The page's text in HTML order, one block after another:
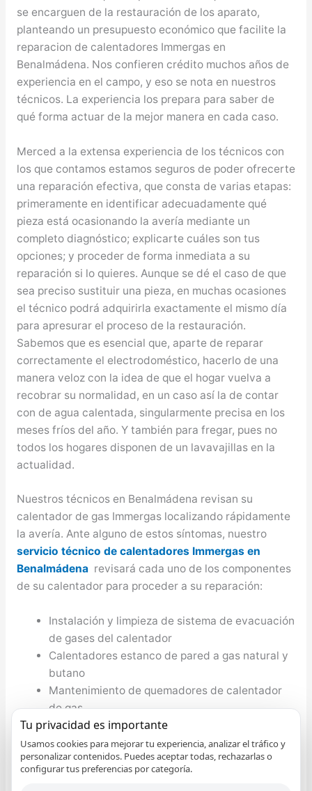
se encarguen de la restauración de los aparato,
planteando un presupuesto económico que facilite la
reparacion de calentadores Immergas en
Benalmádena. Nos confieren crédito muchos años de
experiencia en el campo, y eso se nota en nuestros
técnicos. La experiencia los prepara para saber de
qué forma actuar de la mejor manera en cada caso.
Merced a la extensa experiencia de los técnicos con
los que contamos estamos seguros de poder ofrecerte
una reparación efectiva, que consta de varias etapas:
primeramente en identificar adecuadamente qué
pieza está ocasionando la avería mediante un
completo diagnóstico; explicarte cuáles son tus
opciones; y proceder de forma inmediata a su
reparación si lo quieres. Aunque se dé el caso de que
sea preciso sustituir una pieza, en muchas ocasiones
el técnico podrá adquirirla exactamente el mismo día
para apresurar el proceso de la restauración.
Sabemos que es esencial que, aparte de reparar
correctamente el electrodoméstico, hacerlo de una
manera veloz con la idea de que el hogar vuelva a
recobrar su normalidad, en un caso así la de contar
con de agua calentada, singularmente precisa en los
meses fríos del año. Y también para fregar, pues no
todos los hogares disponen de un lavavajillas en la
actualidad.
Nuestros técnicos en Benalmádena revisan su
calentador de gas Immergas localizando rápidamente
la avería. Ante alguno de estos síntomas, nuestro
servicio técnico de calentadores Immergas en
Benalmádena revisará cada uno de los componentes
de su calentador para proceder a su reparación:
Instalación y limpieza de sistema de evacuación
de gases del calentador
Calentadores estanco de pared a gas natural y
butano
Mantenimiento de quemadores de calentador
de gas
Ofertas en calentadores de gas por
condensación
El calentador se apaga cuando estoy en la
Tu privacidad es importante
Usamos cookies para mejorar tu experiencia, analizar el tráfico y
personalizar contenidos. Puedes aceptar todas, rechazarlas o
configurar tus preferencias por categoría.